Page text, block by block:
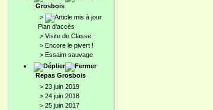
Grosbois
>
Plan d'accès
> Visite de Classe
> Encore le pivert !
> Essaim sauvage
Repas Grosbois
> 23 juin 2019
> 24 juin 2018
> 25 juin 2017